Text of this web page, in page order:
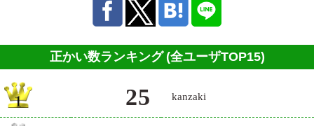
正かい数ランキング (全ユーザTOP15)
25 kanzaki